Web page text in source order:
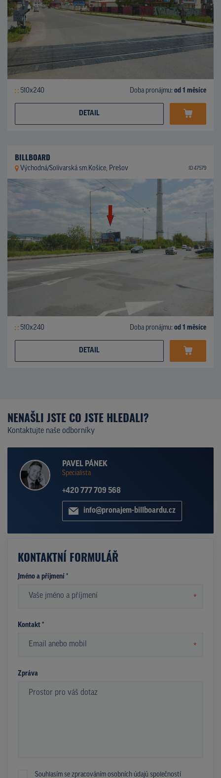
510x240 Doba pronájmu: od 1 měsíce
DETAIL
BILLBOARD
Východná/Solivarská sm.Košice, Prešov ID 47579
510x240 Doba pronájmu: od 1 měsíce
DETAIL
NENAŠLI JSTE CO JSTE HLEDALI?
Kontaktujte naše odborníky
PAVEL PÁNEK
Specialista
+420 777 709 568
info@pronajem-billboardu.cz
KONTAKTNÍ FORMULÁŘ
Jméno a příjmení *
*
Kontakt *
*
Zpráva
Souhlasím se zpracováním osobních údajů společností